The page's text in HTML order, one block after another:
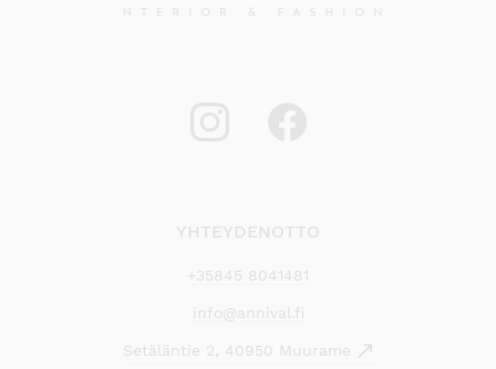
YHTEYDENOTTO
+35845 8041481
info@annival.fi
Setäläntie 2, 40950 Muurame